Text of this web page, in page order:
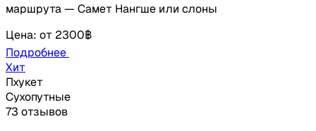
маршрута — Самет Нангше или слоны
Цена: от 2300฿
Подробнее
Хит
Пхукет
Сухопутные
73 отзывов